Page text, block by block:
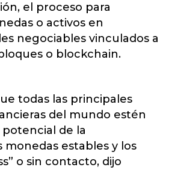
el proceso para
o activos en
negociables vinculados a
o blockchain.
todas las principales
del mundo estén
de la
monedas estables y los
o sin contacto, dijo